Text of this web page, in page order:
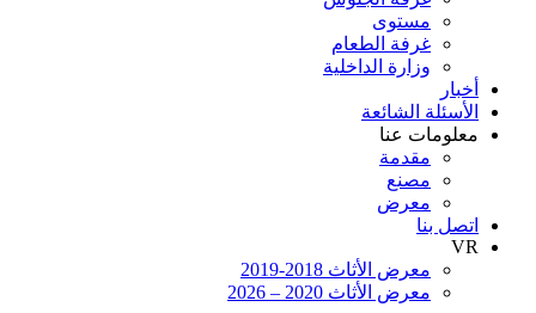
مستوى
غرفة الطعام
وزارة الداخلية
أخبار
الأسئلة الشائعة
معلومات عنا
مقدمة
مصنع
معرض
اتصل بنا
VR
معرض الأثاث 2018-2019
معرض الأثاث 2020 – 2026